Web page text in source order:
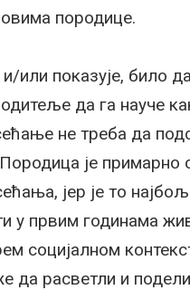
породице.
показује, било да
да га науче
не треба да
је примарно
јер је то
у првим годинама
социјалном
да расветли и